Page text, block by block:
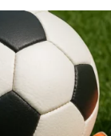
ВАЖНОЕ